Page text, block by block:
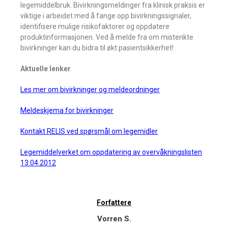
legemiddelbruk. Bivirkningsmeldinger fra klinisk praksis er
viktige i arbeidet med å fange opp bivirkningssignaler,
identifisere mulige risikofaktorer og oppdatere
produktinformasjonen. Ved å melde fra om mistenkte
bivirkninger kan du bidra til økt pasientsikkerhet!
Aktuelle lenker
Les mer om bivirkninger og meldeordninger
Meldeskjema for bivirkninger
Kontakt RELIS ved spørsmål om legemidler
Legemiddelverket om oppdatering av overvåkningslisten
13.04.2012
Forfattere
Vorren S.